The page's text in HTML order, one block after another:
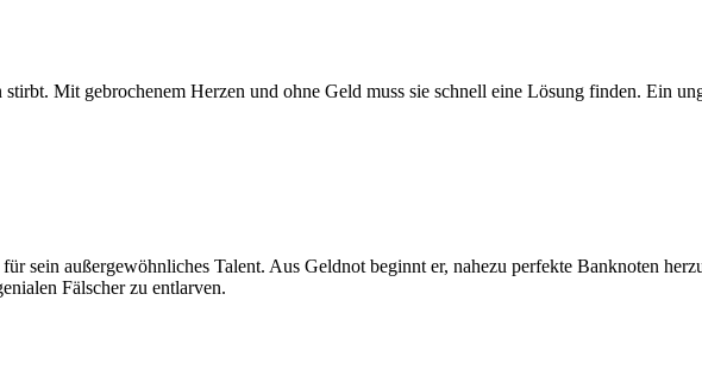
Mit gebrochenem Herzen und ohne Geld muss sie schnell eine Lösung finden. Ein
sein außergewöhnliches Talent. Aus Geldnot beginnt er, nahezu perfekte Banknoten
Fälscher zu entlarven.